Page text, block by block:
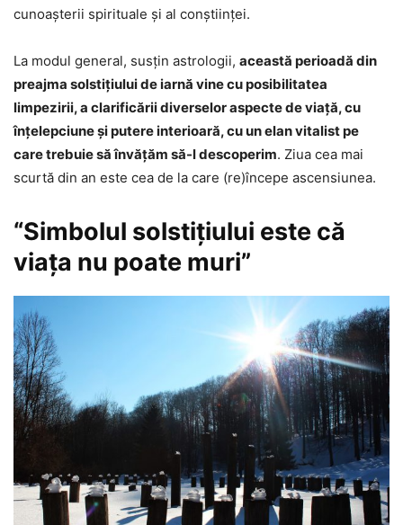
cunoaşterii spirituale şi al conştiinţei.
La modul general, susţin astrologii, această perioadă din
preajma solstiţiului de iarnă vine cu posibilitatea
limpezirii, a clarificării diverselor aspecte de viaţă, cu
înţelepciune şi putere interioară, cu un elan vitalist pe
care trebuie să învăţăm să-l descoperim. Ziua cea mai
scurtă din an este cea de la care (re)începe ascensiunea.
“Simbolul solstițiului este că
viața nu poate muri”